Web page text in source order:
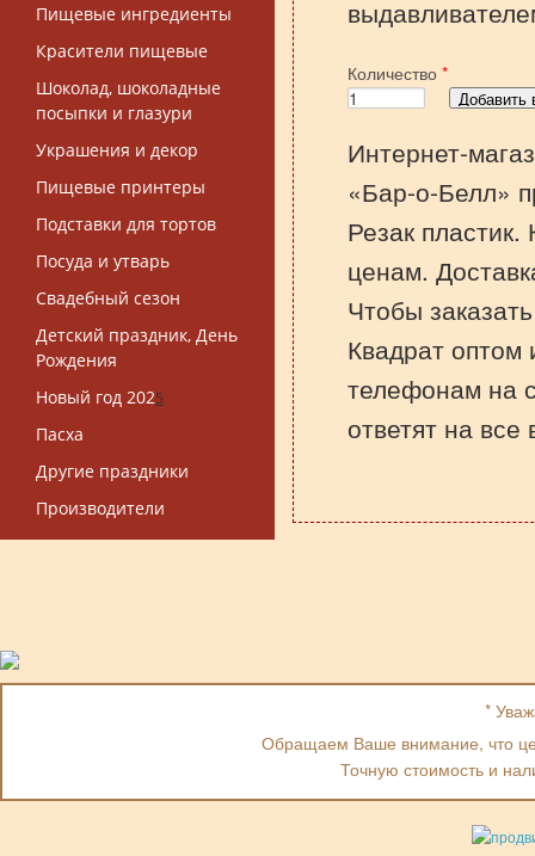
Пищевые ингредиенты
Красители пищевые
Шоколад, шоколадные
посыпки и глазури
Украшения и декор
Пищевые принтеры
Подставки для тортов
Посуда и утварь
Свадебный сезон
Детский праздник, День
Рождения
Новый год 2025
Пасха
Другие праздники
Производители
Количество *
Интернет-
«Бар-о-Белл»
Резак
ценам.
Чтобы
Квадрат оптом
телефонам на
ответят на все
*
Обращаем Ваше внимание, что
Точную стоимость и